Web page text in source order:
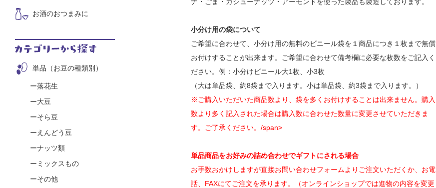
小分け用の袋について
ご希望に合わせて、小分け用の無料のビニール袋を１商品につき１枚まで無償
お付けすることが出来ます。ご希望に合わせて備考欄に必要な枚数をご記入く
ださい。例：小分けビニール大1枚、小3枚
（大は単品袋、約8袋まで入ります。小は単品袋、約3袋まで入ります。）
※ご購入いただいた商品数より、袋を多くお付けすることは出来ません。購入
数より多く記入された場合は購入数に合わせた数量に変更させていただきま
す。ご了承ください。/span>
単品商品をお好みの詰め合わせでギフトにされる場合
お手数おかけしますが直接お問い合わせフォームよりご注文いただくか、お電
話、FAXにてご注文を承ります。（オンラインショップでは進物の内容を変更
お酒のおつまみに
単品（お豆の種類別）
落花生
大豆
そら豆
えんどう豆
ナッツ類
ミックスもの
その他